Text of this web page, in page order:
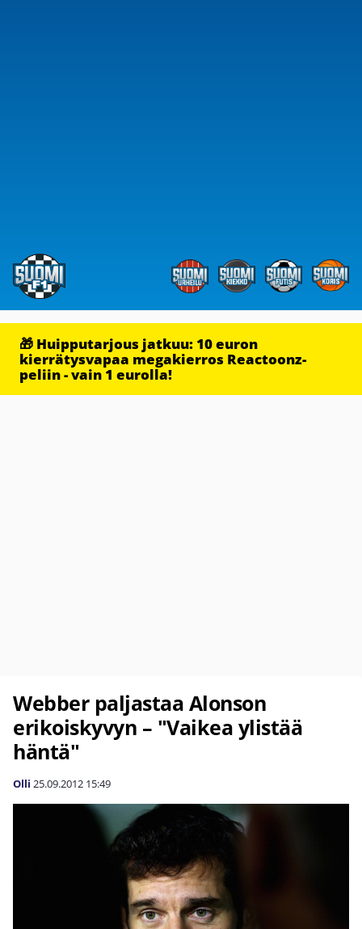
🎁 Huipputarjous jatkuu: 10 euron
kierrätysvapaa megakierros Reactoonz-
peliin - vain 1 eurolla!
Webber paljastaa Alonson
erikoiskyvyn – "Vaikea ylistää
häntä"
Olli 25.09.2012 15:49